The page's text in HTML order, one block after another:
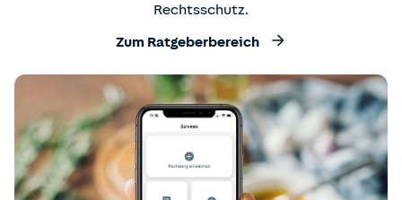
Rechtsschutz.
Zum Ratgeberbereich